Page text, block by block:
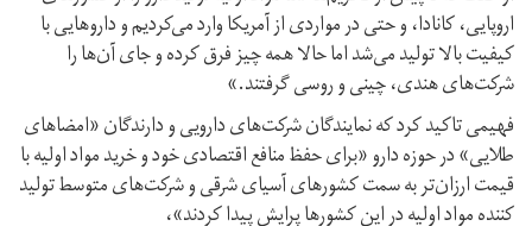
اروپایی، کانادا، و حتی در مواردی از آمریکا وارد می‌کردیم و داروهایی با
کیفیت بالا تولید می‌شد اما حالا همه چیز فرق کرده و جای آن‌ها را
شرکت‌های هندی، چینی و روسی گرفتند.»
فهیمی تاکید کرد که نمایندگان شرکت‌های دارویی و دارندگان «امضاهای
طلایی» در حوزه دارو «برای حفظ منافع اقتصادی خود و خرید مواد اولیه با
قیمت ارزان‌تر به سمت کشورهای آسیای شرقی و شرکت‌های متوسط تولید